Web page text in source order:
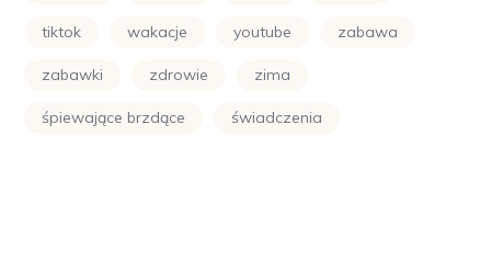
tiktok wakacje youtube zabawa
zabawki zdrowie zima
śpiewające brzdące świadczenia